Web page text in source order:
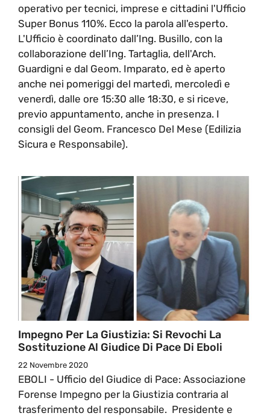
operativo per tecnici, imprese e cittadini l'Ufficio
Super Bonus 110%. Ecco la parola all'esperto.
L'Ufficio è coordinato dall’Ing. Busillo, con la
collaborazione dell’Ing. Tartaglia, dell'Arch.
Guardigni e dal Geom. Imparato, ed è aperto
anche nei pomeriggi del martedì, mercoledì e
venerdì, dalle ore 15:30 alle 18:30, e si riceve,
previo appuntamento, anche in presenza. I
consigli del Geom. Francesco Del Mese (Edilizia
Sicura e Responsabile).
Impegno Per La Giustizia: Si Revochi La
Sostituzione Al Giudice Di Pace Di Eboli
22 Novembre 2020
EBOLI - Ufficio del Giudice di Pace: Associazione
Forense Impegno per la Giustizia contraria al
trasferimento del responsabile. Presidente e